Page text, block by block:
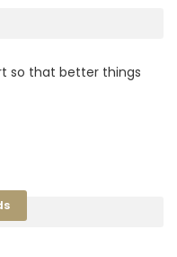
so that better things